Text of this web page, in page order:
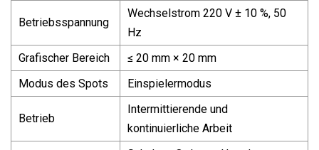
Betriebsspannung
Wechselstrom 220 V ± 10 %, 50
Hz
Grafischer Bereich
≤ 20 mm × 20 mm
Modus des Spots
Einspielermodus
Betrieb
Intermittierende und
kontinuierliche Arbeit